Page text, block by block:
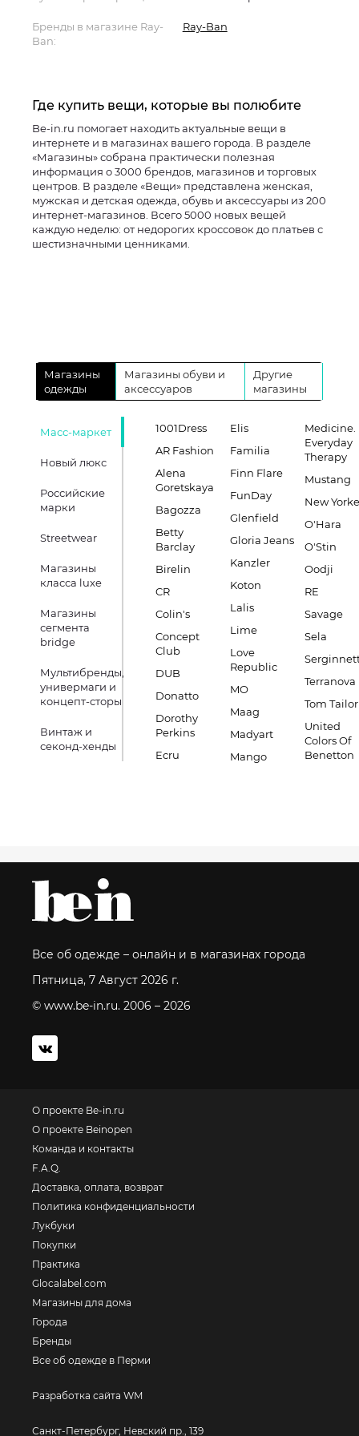
Бренды в магазине Ray-
Ban:
Ray-Ban
Где купить вещи, которые вы полюбите
Be-in.ru помогает находить актуальные вещи в
интернете и в магазинах вашего города. В разделе
«Магазины» собрана практически полезная
информация о 3000 брендов, магазинов и торговых
центров. В разделе «Вещи» представлена женская,
мужская и детская одежда, обувь и аксессуары из 200
интернет-магазинов. Всего 5000 новых вещей
каждую неделю: от недорогих кроссовок до платьев с
шестизначными ценниками.
Магазины
одежды
Магазины обуви и
аксессуаров
Другие
магазины
Масс-маркет
Новый люкс
Российские
марки
Streetwear
Магазины
класса luxe
Магазины
сегмента
bridge
Мультибренды,
универмаги и
концепт-сторы
Винтаж и
секонд-хенды
1001Dress
AR Fashion
Alena
Goretskaya
Bagozza
Betty
Barclay
Birelin
CR
Colin's
Concept
Club
DUB
Donatto
Dorothy
Perkins
Ecru
Elis
Familia
Finn Flare
FunDay
Glenfield
Gloria Jeans
Kanzler
Koton
Lalis
Lime
Love
Republic
MO
Maag
Madyart
Mango
Medicine.
Everyday
Therapy
Mustang
New
O'Hara
O'Stin
Oodji
RE
Savage
Sela
Terranova
Tom Tailor
United
Colors Of
Benetton
Все об одежде – онлайн и в магазинах города
Пятница, 7 Август 2026 г.
© www.be-in.ru. 2006 – 2026
О проекте Be-in.ru
О проекте Beinopen
Команда и контакты
F.A.Q.
Доставка, оплата, возврат
Политика конфиденциальности
Лукбуки
Покупки
Практика
Glocalabel.com
Магазины для дома
Города
Бренды
Все об одежде в Перми
Разработка сайта WM
Санкт-Петербург, Невский пр., 139